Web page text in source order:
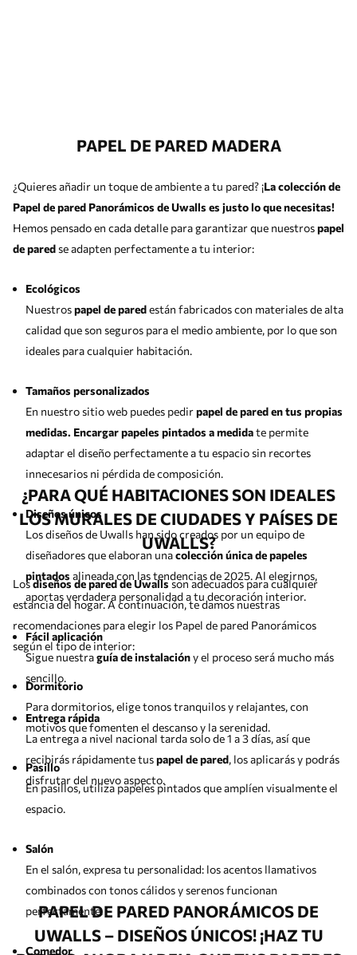
PAPEL DE PARED MADERA
¿Quieres añadir un toque de ambiente a tu pared? ¡La colección de
Papel de pared Panorámicos de Uwalls es justo lo que necesitas!
Hemos pensado en cada detalle para garantizar que nuestrospapel
de pared se adapten perfectamente a tu interior:
Ecológicos
Nuestrospapel de paredestán fabricados con materiales de alta
calidad que son seguros para el medio ambiente, por lo que son
ideales para cualquier habitación.
Tamaños personalizados
En nuestro sitio web puedes pedirpapel de pared en tus propias
medidas. Encargar papeles pintados a medidate permite
adaptar el diseño perfectamente a tu espacio sin recortes
innecesarios ni pérdida de composición.
Diseños únicos
Los diseños de Uwalls han sido creados por un equipo de
diseñadores que elaboran unacolección única de papeles
pintados alineada con las tendencias de 2025. Al elegirnos,
aportas verdadera personalidad a tu decoración interior.
Fácil aplicación
Sigue nuestraguía de instalacióny el proceso será mucho más
sencillo.
Entrega rápida
La entrega a nivel nacional tarda solo de 1 a 3 días, así que
recibirás rápidamente tuspapel de pared, los aplicarás y podrás
disfrutar del nuevo aspecto.
¿PARA QUÉ HABITACIONES SON IDEALES
LOS MURALES DE CIUDADES Y PAÍSES DE
UWALLS?
Losdiseños de pared de Uwallsson adecuados para cualquier
estancia del hogar. A continuación, te damos nuestras
recomendaciones para elegir los Papel de pared Panorámicos
según el tipo de interior:
Dormitorio
Para dormitorios, elige tonos tranquilos y relajantes, con
motivos que fomenten el descanso y la serenidad.
Pasillo
En pasillos, utiliza papeles pintados que amplíen visualmente el
espacio.
Salón
En el salón, expresa tu personalidad: los acentos llamativos
combinados con tonos cálidos y serenos funcionan
perfectamente.
Comedor
PAPEL DE PARED PANORÁMICOS DE
UWALLS – DISEÑOS ÚNICOS! ¡HAZ TU